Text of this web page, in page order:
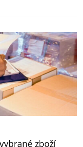
zboží